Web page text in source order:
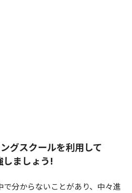
グスクールを利用して
ましょう!
で分からないことがあり、中々進